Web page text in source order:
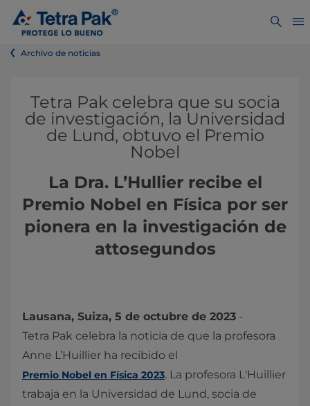
Archivo de noticias
Tetra Pak celebra que su socia
de investigación, la Universidad
de Lund, obtuvo el Premio
Nobel
La Dra. L’Hullier recibe el
Premio Nobel en Física por ser
pionera en la investigación de
attosegundos
Lausana, Suiza, 5 de octubre de 2023 -
Tetra Pak celebra la noticia de que la profesora
Anne L’Huillier ha recibido el
Premio Nobel en Física 2023. La profesora L'Huillier
trabaja en la Universidad de Lund, socia de